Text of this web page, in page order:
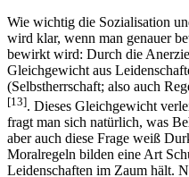
Wie wichtig die Sozialisation
wird klar, wenn man genauer
bewirkt wird: Durch die
Gleichgewicht aus
(Selbstherrschaft; also auch
[13]. Dieses Gleichgewicht
fragt man sich natürlich, was
aber auch diese Frage weiß
Moralregeln bilden eine Art
Leidenschaften im Zaum hält.